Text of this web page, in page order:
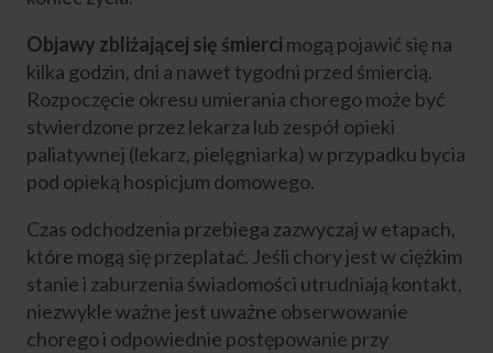
OSTATNIE GODZINY ŻYCIA
Pielęgnacja osoby umierającej
Jak poznać, że osoba umiera?
Ostatnie chwile życia
Formalności
Objawy zbliżającej się śmierci mogą pojawić się na
kilka godzin, dni a nawet tygodni przed śmiercią.
Rozpoczęcie okresu umierania chorego może być
stwierdzone przez lekarza lub zespół opieki
paliatywnej (lekarz, pielęgniarka) w przypadku bycia
pod opieką hospicjum domowego.
Czas odchodzenia przebiega zazwyczaj w etapach,
które mogą się przeplatać. Jeśli chory jest w ciężkim
stanie i zaburzenia świadomości utrudniają kontakt,
niezwykle ważne jest uważne obserwowanie
chorego i odpowiednie postępowanie przy